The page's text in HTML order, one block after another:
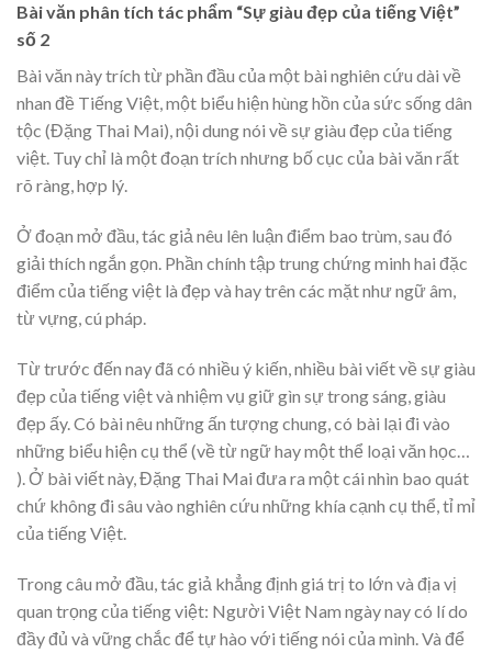
Bài văn phân tích tác phẩm “Sự giàu đẹp của tiếng Việt”
số 2
Bài văn này trích từ phần đầu của một bài nghiên cứu dài về
nhan đề Tiếng Việt, một biểu hiện hùng hồn của sức sống dân
tộc (Đặng Thai Mai), nội dung nói về sự giàu đẹp của tiếng
việt. Tuy chỉ là một đoạn trích nhưng bố cục của bài văn rất
rõ ràng, hợp lý.
Ở đoạn mở đầu, tác giả nêu lên luận điểm bao trùm, sau đó
giải thích ngắn gọn. Phần chính tập trung chứng minh hai đặc
điểm của tiếng việt là đẹp và hay trên các mặt như ngữ âm,
từ vựng, cú pháp.
Từ trước đến nay đã có nhiều ý kiến, nhiều bài viết về sự giàu
đẹp của tiếng việt và nhiệm vụ giữ gìn sự trong sáng, giàu
đẹp ấy. Có bài nêu những ấn tượng chung, có bài lại đi vào
những biểu hiện cụ thể (về từ ngữ hay một thể loại văn học…
). Ở bài viết này, Đặng Thai Mai đưa ra một cái nhìn bao quát
chứ không đi sâu vào nghiên cứu những khía cạnh cụ thể, tỉ mỉ
của tiếng Việt.
Trong câu mở đầu, tác giả khẳng định giá trị to lớn và địa vị
quan trọng của tiếng việt: Người Việt Nam ngày nay có lí do
đầy đủ và vững chắc để tự hào với tiếng nói của mình. Và để